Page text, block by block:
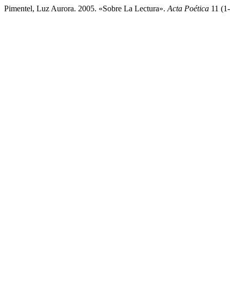
Pimentel, Luz Aurora. 2005. «Sobre La Lectura». Acta Poética 11